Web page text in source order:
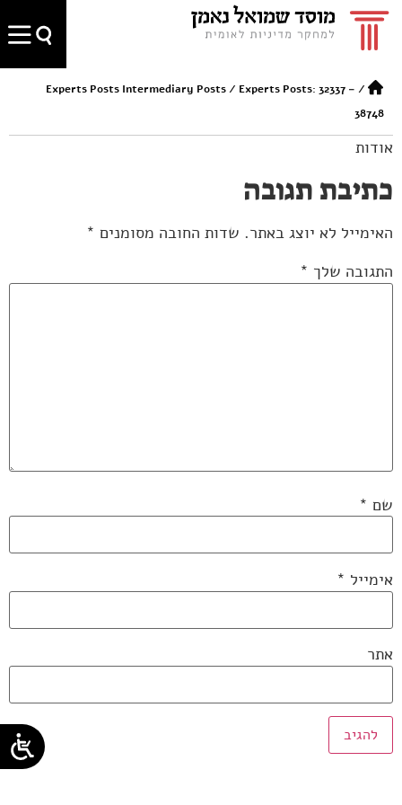
/
Experts Posts Intermediary Posts/ Experts Posts: 32337 –
38748
אודות
כתיבת תגובה
האימייל לא יוצג באתר. שדות החובה מסומנים *
התגובה שלך *
שם *
אימייל *
אתר